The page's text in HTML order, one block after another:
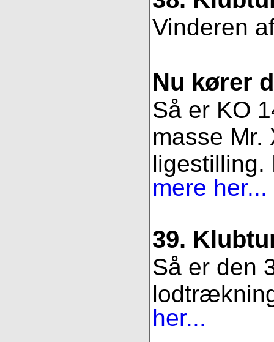
Vinderen
Nu kører
Så er KO
masse Mr.
mere her...
39.
Så er den
her...